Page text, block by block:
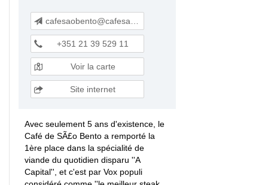
cafesaobento@cafesaobento.com
+351 21 39 529 11
Voir la carte
Site internet
Avec seulement 5 ans d'existence, le
Café de SÃ£o Bento a remporté la
1ère place dans la spécialité de
viande du quotidien disparu ''A
Capital'', et c'est par Vox populi